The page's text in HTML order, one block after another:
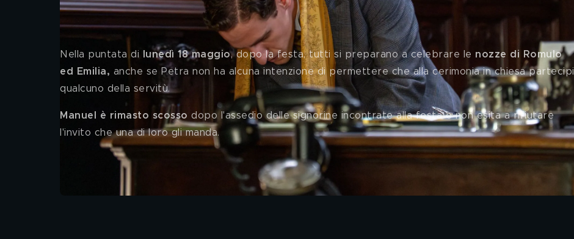
La Promessa, le anticipazioni del 18 maggio
Nella puntata di lunedì 18 maggio, dopo la festa, tutti si preparano a celebrare le nozze di Romulo
ed Emilia, anche se Petra non ha alcuna intenzione di permettere che alla cerimonia in chiesa partecipi
qualcuno della servitù.
Manuel è rimasto scosso dopo l'assedio delle signorine incontrate alla festa e non esita a rifiutare
l'invito che una di loro gli manda.